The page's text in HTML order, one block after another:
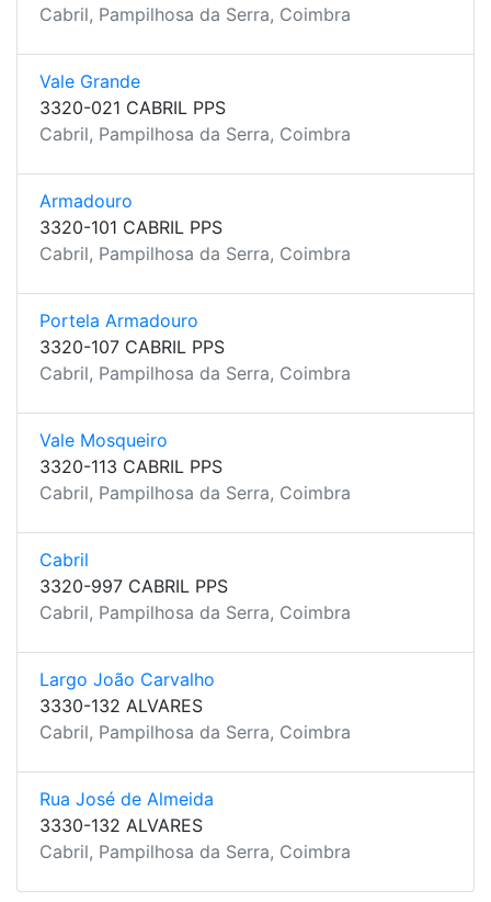
Cabril, Pampilhosa da Serra, Coimbra
Vale Grande
3320-021 CABRIL PPS
Cabril, Pampilhosa da Serra, Coimbra
Armadouro
3320-101 CABRIL PPS
Cabril, Pampilhosa da Serra, Coimbra
Portela Armadouro
3320-107 CABRIL PPS
Cabril, Pampilhosa da Serra, Coimbra
Vale Mosqueiro
3320-113 CABRIL PPS
Cabril, Pampilhosa da Serra, Coimbra
Cabril
3320-997 CABRIL PPS
Cabril, Pampilhosa da Serra, Coimbra
Largo João Carvalho
3330-132 ALVARES
Cabril, Pampilhosa da Serra, Coimbra
Rua José de Almeida
3330-132 ALVARES
Cabril, Pampilhosa da Serra, Coimbra